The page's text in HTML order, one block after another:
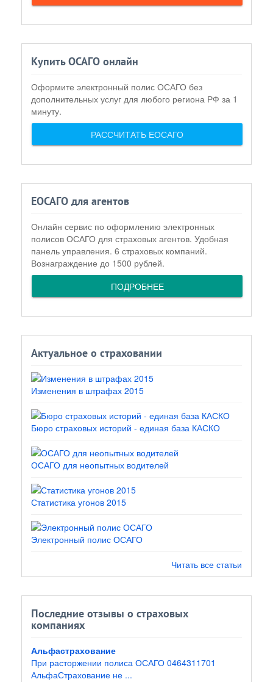
Купить ОСАГО онлайн
Оформите электронный полис ОСАГО без
дополнительных услуг для любого региона РФ за 1
минуту.
РАССЧИТАТЬ ЕОСАГО
ЕОСАГО для агентов
Онлайн сервис по оформлению электронных
полисов ОСАГО для страховых агентов. Удобная
панель управления. 6 страховых компаний.
Вознаграждение до 1500 рублей.
ПОДРОБНЕЕ
Актуальное о страховании
Изменения в штрафах 2015
Бюро страховых историй - единая база КАСКО
ОСАГО для неопытных водителей
Статистика угонов 2015
Электронный полис ОСАГО
Читать все статьи
Последние отзывы о страховых
компаниях
Альфастрахование
При расторжении полиса ОСАГО 0464311701
АльфаСтрахование не ...